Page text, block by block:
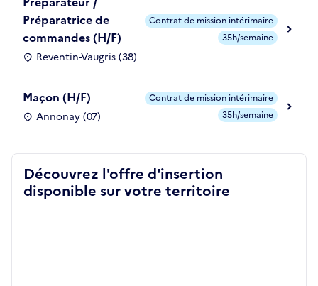
Préparatrice de
commandes (H/F)
Reventin-Vaugris (38)
Contrat de mission intérimaire
35h/semaine
Maçon (H/F)
Annonay (07)
Contrat de mission intérimaire
35h/semaine
Découvrez l'offre d'insertion
disponible sur votre territoire